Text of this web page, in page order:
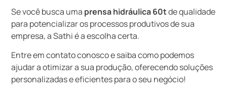
Se você busca uma prensa hidráulica 60tde qualidade
para potencializar os processos produtivos de sua
empresa, a Sathi é a escolha certa.
Entre em contato conosco e saiba como podemos
ajudar a otimizar a sua produção, oferecendo soluções
personalizadas e eficientes para o seu negócio!